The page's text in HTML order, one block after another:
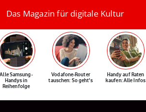
Das Magazin für digitale Kultur
Alle Samsung-
Handys in
Reihenfolge
Vodafone-Router
tauschen: So geht's
Handy auf Raten
kaufen: Alle Infos